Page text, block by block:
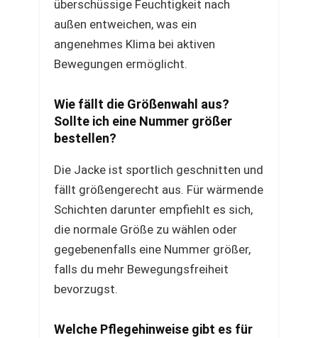
überschüssige Feuchtigkeit nach
außen entweichen, was ein
angenehmes Klima bei aktiven
Bewegungen ermöglicht.
Wie fällt die Größenwahl aus?
Sollte ich eine Nummer größer
bestellen?
Die Jacke ist sportlich geschnitten und
fällt größengerecht aus. Für wärmende
Schichten darunter empfiehlt es sich,
die normale Größe zu wählen oder
gegebenenfalls eine Nummer größer,
falls du mehr Bewegungsfreiheit
bevorzugst.
Welche Pflegehinweise gibt es für